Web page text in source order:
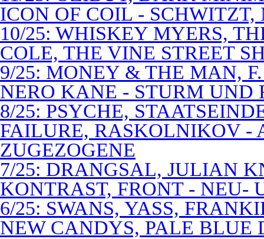
ICON OF COIL -
10/25: WHISKEY MYERS,
COLE, THE VINE STREET
9/25: MONEY & THE MAN,
NERO KANE - STURM UND
8/25: PSYCHE,
FAILURE, RASKOLNIKOV -
ZUGEZOGENE
7/25: DRANGSAL, JULIAN
KONTRAST, FRONT - NEU-
6/25: SWANS, YASS,
NEW CANDYS, PALE BLUE